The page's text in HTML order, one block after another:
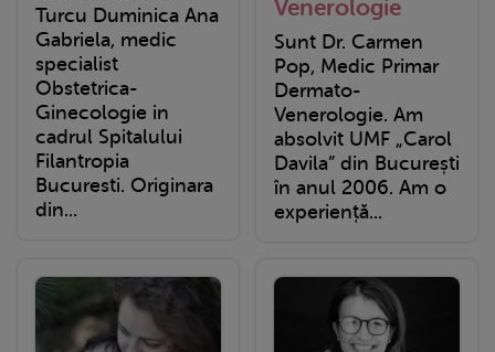
Turcu Duminica Ana
Gabriela, medic
specialist
Obstetrica-
Ginecologie in
cadrul Spitalului
Filantropia
Bucuresti. Originara
din...
Venerologie
Sunt Dr. Carmen
Pop, Medic Primar
Dermato-
Venerologie. Am
absolvit UMF „Carol
Davila” din București
în anul 2006. Am o
experiență...